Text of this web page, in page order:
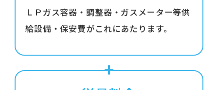
ＬＰガス容器・調整器・ガスメーター等供
給設備・保安費がこれにあたります。